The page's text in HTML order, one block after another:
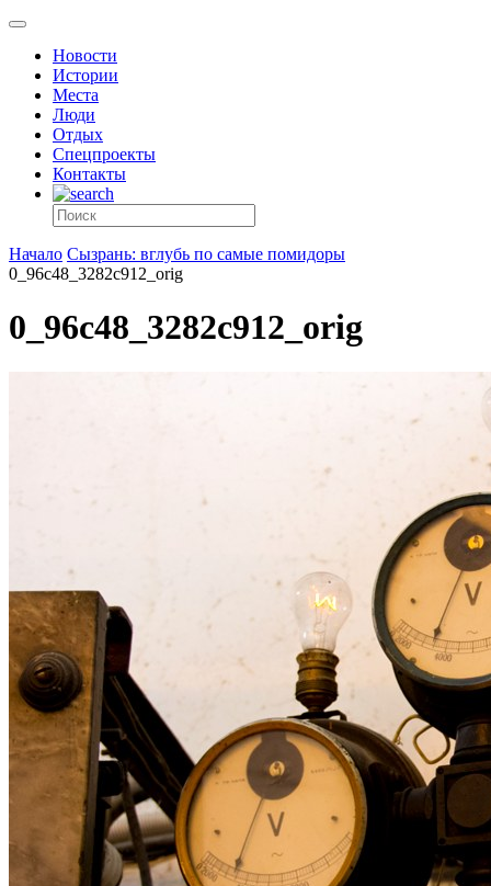
Новости
Истории
Места
Люди
Отдых
Спецпроекты
Контакты
Начало Сызрань: вглубь по самые помидоры
0_96c48_3282c912_orig
0_96c48_3282c912_orig